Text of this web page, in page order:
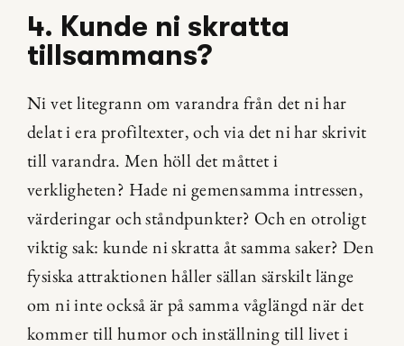
4. Kunde ni skratta
tillsammans?
Ni vet litegrann om varandra från det ni har
delat i era profiltexter, och via det ni har skrivit
till varandra. Men höll det måttet i
verkligheten? Hade ni gemensamma intressen,
värderingar och ståndpunkter? Och en otroligt
viktig sak: kunde ni skratta åt samma saker? Den
fysiska attraktionen håller sällan särskilt länge
om ni inte också är på samma våglängd när det
kommer till humor och inställning till livet i